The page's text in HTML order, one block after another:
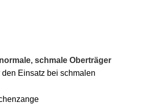
schmale Oberträger